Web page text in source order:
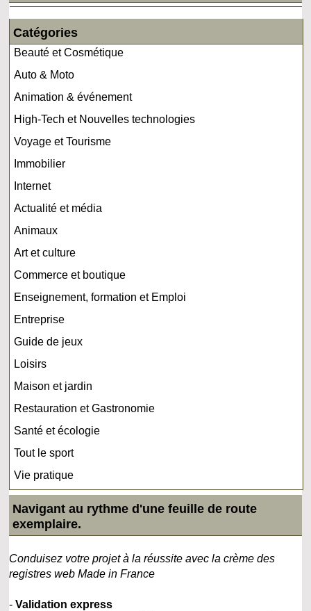
Catégories
Beauté et Cosmétique
Auto & Moto
Animation & événement
High-Tech et Nouvelles technologies
Voyage et Tourisme
Immobilier
Internet
Actualité et média
Animaux
Art et culture
Commerce et boutique
Enseignement, formation et Emploi
Entreprise
Guide de jeux
Loisirs
Maison et jardin
Restauration et Gastronomie
Santé et écologie
Tout le sport
Vie pratique
Navigant au rythme d'une feuille de route
exemplaire.
Conduisez votre projet à la réussite avec la crème des
registres web Made in France
-Validation express